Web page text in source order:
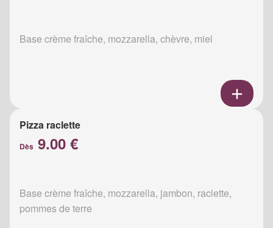
Base crème fraîche, mozzarella, chèvre, miel
Pizza raclette
Dès 9.00 €
Base crème fraîche, mozzarella, jambon, raclette,
pommes de terre